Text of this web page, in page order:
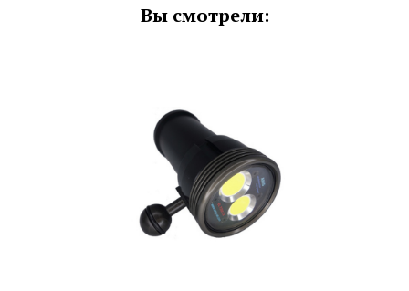
Вы смотрели: